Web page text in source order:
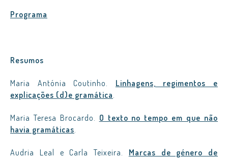
Programa
Resumos
Maria Antónia Coutinho. Linhagens, regimentos e
explicações (d)e gramática.
Maria Teresa Brocardo. O texto no tempo em que não
havia gramáticas.
Audria Leal e Carla Teixeira. Marcas de género de